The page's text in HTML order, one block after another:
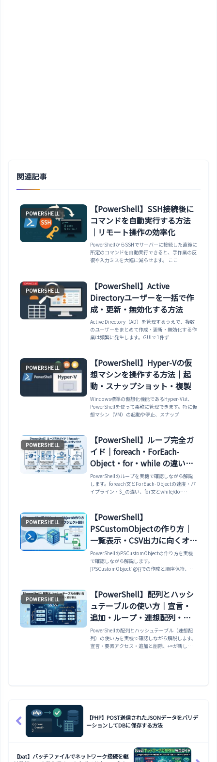
関連記事
POWERSHELL
【PowerShell】SSH接続後に
コマンドを自動実行する方法
｜リモート操作の効率化
PowerShellからSSHでサーバーに接続した直後に
所定のコマンドを自動実行できると、手作業の反
復や入力ミスを大幅に減らせます。 ここ
POWERSHELL
【PowerShell】Active
Directoryユーザーを一括で作
成・更新・無効化する方法
Active Directory（AD）を管理するうえで、複数
のユーザーをまとめて作成・更新・無効化する作
業は頻繁に発生します。GUIで1件ず
POWERSHELL
【PowerShell】Hyper-Vの仮
想マシンを操作する方法｜起
動・スナップショット・複製
Windows標準の仮想化機能であるHyper-Vは、
PowerShellを使って柔軟に管理できます。特に仮
想マシン（VM）の起動や停止、スナップ
POWERSHELL
【PowerShell】ループ完全ガ
イド｜foreach・ForEach-
Object・for・while の違いと
使い分け
PowerShellのループを実機で確認しながら解説
します。foreach文とForEach-Objectの速度・パ
イプライン・$_の違い、for文とwhile/do-
returnでスキップする点、ループの結果を変数に
集める方法まで整理します。
POWERSHELL
【PowerShell】
PSCustomObjectの作り方｜
一覧表示・CSV出力に向くオブ
ジェクト設計
PowerShellのPSCustomObjectの作り方を実機
で確認しながら解説します。
[PSCustomObject]@{}での作成と順序保持、ハ
でのオブジェクト配列作成、Format-
Table/Format-List、Export-Csvでのきれいな出
力まで整理します。
POWERSHELL
【PowerShell】配列とハッシ
ュテーブルの使い方｜宣言・
追加・ループ・連想配列・並
び替え
PowerShellの配列とハッシュテーブル（連想配
列）の使い方を実機で確認しながら解説します。
宣言・要素アクセス・追加と削除、+=が新しい配
【PHP】POST送信されたJSONデータをバリデ
ーションしてDBに保存する方法
【bat】バッチファイルでネットワーク接続を継